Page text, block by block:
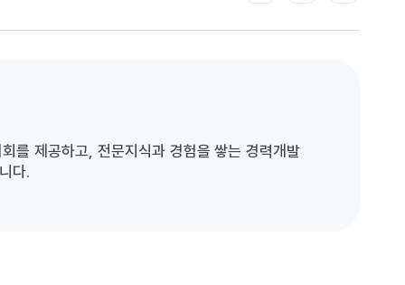
를 제공하고, 전문지식과 경험을 쌓는 경력개발
다.